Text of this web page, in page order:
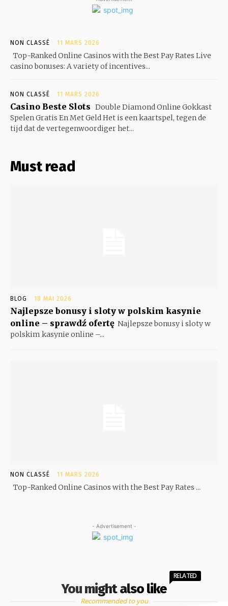
NON CLASSÉ 11 MARS 2026
Top-Ranked Online Casinos with the Best Pay Rates Live
casino bonuses: A variety of incentives...
NON CLASSÉ 11 MARS 2026
Casino Beste Slots Double Diamond Online Gokkast
Spelen Gratis En Met Geld Het is een kaartspel, tegen de
tijd dat de vertegenwoordiger het...
Must read
BLOG 18 MAI 2026
Najlepsze bonusy i sloty w polskim kasynie
online – sprawdź ofertę Najlepsze bonusy i sloty w
polskim kasynie online –...
NON CLASSÉ 11 MARS 2026
Top-Ranked Online Casinos with the Best Pay Rates ...
- Advertisement -
You might also like
RELATED
Recommended to you